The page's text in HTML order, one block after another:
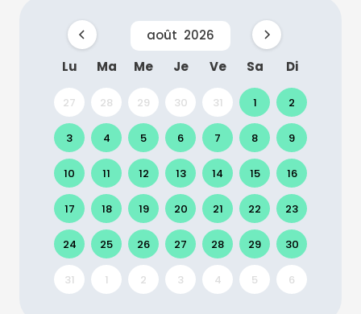
août 2026
Lu
Ma Me Je Ve Sa Di
27 28 29 30 31 1 2
3 4 5 6 7 8 9
10 11 12 13 14 15 16
17 18 19 20 21 22 23
24 25 26 27 28 29 30
31 1 2 3 4 5 6